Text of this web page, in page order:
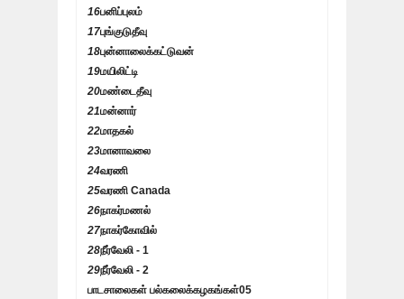
16பனிப்புலம்
17புங்குடுதீவு
18புன்னாலைக்கட்டுவன்
19மயிலிட்டி
20மண்டைதீவு
21மன்னார்
22மாதகல்
23மானாவலை
24வரணி
25வரணி Canada
26நாகர்மணல்
27நாகர்கோவில்
28நீர்வேலி - 1
29நீர்வேலி - 2
பாடசாலைகள் பல்கலைக்கழகங்கள்05